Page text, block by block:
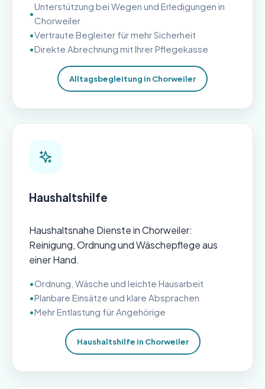
Unterstützung bei Wegen und Erledigungen in
Chorweiler
Vertraute Begleiter für mehr Sicherheit
Direkte Abrechnung mit Ihrer Pflegekasse
Alltagsbegleitung in Chorweiler
Haushaltshilfe
Haushaltsnahe Dienste in Chorweiler:
Reinigung, Ordnung und Wäschepflege aus
einer Hand.
Ordnung, Wäsche und leichte Hausarbeit
Planbare Einsätze und klare Absprachen
Mehr Entlastung für Angehörige
Haushaltshilfe in Chorweiler